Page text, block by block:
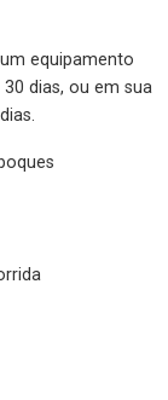
equipamento
dias, ou em sua